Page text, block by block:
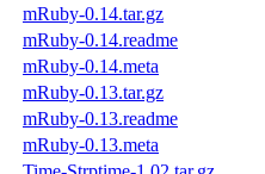
mRuby-0.14.tar.gz
mRuby-0.14.readme
mRuby-0.14.meta
mRuby-0.13.tar.gz
mRuby-0.13.readme
mRuby-0.13.meta